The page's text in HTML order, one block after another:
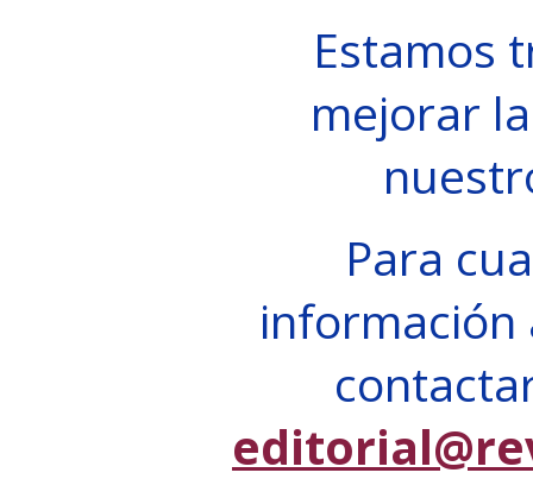
Estamos
mejorar
Para
información